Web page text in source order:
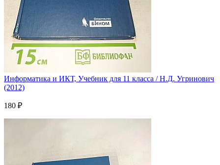
Информатика и ИКТ, Учебник для 11 класса / Н.Д. Угринович
(2012)
180 ₽